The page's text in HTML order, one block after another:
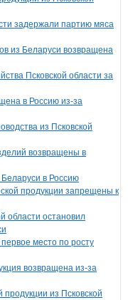
задержали партию мяса
из Беларуси возвращена
Псковской области за
в Россию из-за
из Псковской
возвращены в
в Россию
продукции запрещены к
области остановил
место по росту
возвращена из-за
продукции из Псковской